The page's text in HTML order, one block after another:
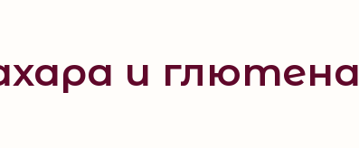
и глютена